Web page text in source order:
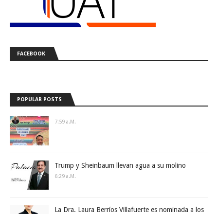
FACEBOOK
POPULAR POSTS
7:59 A.m.
Trump y Sheinbaum llevan agua a su molino
6:29 A.m.
La Dra. Laura Berríos Villafuerte es nominada a los